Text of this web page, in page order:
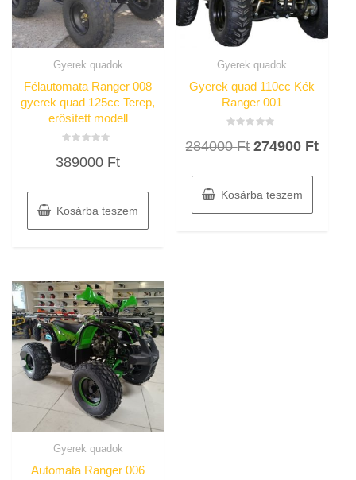
Gyerek quadok
Félautomata Ranger 008
gyerek quad 125cc Terep,
erősített modell
0
389000 Ft
Kosárba teszem
Gyerek quadok
Gyerek quad 110cc Kék
Ranger 001
0
284000Ft Original
was:
284000 Ft.
274900 Ft
Kosárba teszem
Gyerek quadok
Automata Ranger 006